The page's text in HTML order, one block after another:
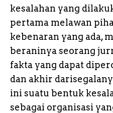
kesalahan yang
pertama melawan
kebenaran yang ada,
beraninya seorang
fakta yang dapat
dan akhir
ini suatu bentuk
sebagai organisasi